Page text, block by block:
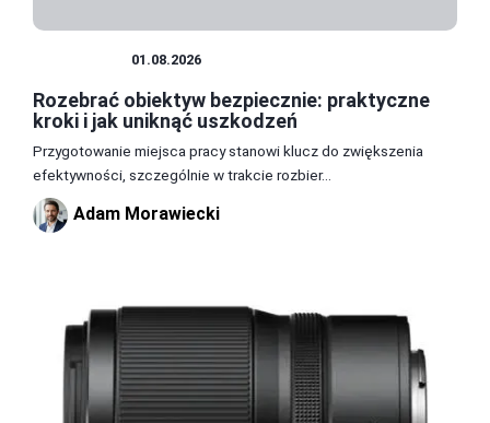
01.08.2026
Rozebrać obiektyw bezpiecznie: praktyczne
kroki i jak uniknąć uszkodzeń
Przygotowanie miejsca pracy stanowi klucz do zwiększenia
efektywności, szczególnie w trakcie rozbier...
Adam Morawiecki